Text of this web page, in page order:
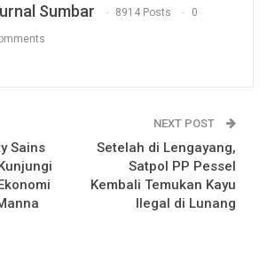
Sumbar 8914 Posts 0
Sains
NEXT POST
Setelah di Lengayang,
Satpol PP Pessel
Kembali Temukan Kayu
Ilegal di Lunang